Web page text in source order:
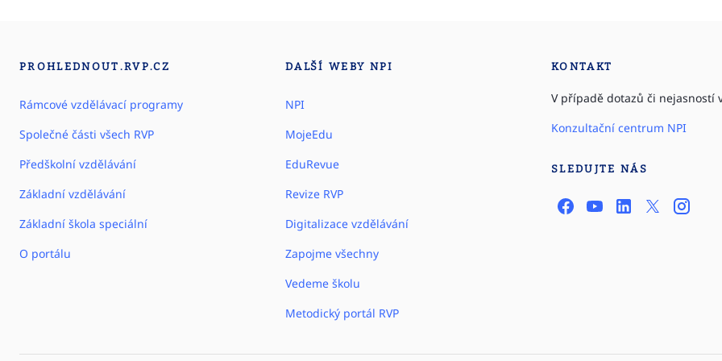
PROHLEDNOUT.RVP.CZ
Rámcové vzdělávací programy
Společné části všech RVP
Předškolní vzdělávání
Základní vzdělávání
Základní škola speciální
O portálu
DALŠÍ WEBY NPI
NPI
MojeEdu
EduRevue
Revize RVP
Digitalizace vzdělávání
Zapojme všechny
Vedeme školu
Metodický portál RVP
KONTAKT
V případě dotazů či nejasností
Konzultační centrum NPI
SLEDUJTE NÁS